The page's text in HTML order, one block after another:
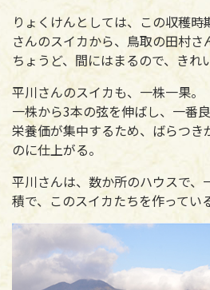
りょくけんとしては、この収穫
さんのスイカから、鳥取の田村さ
ちょうど、間にはまるので、きれ
平川さんのスイカも、一株一果。
一株から3本の弦を伸ばし、一番
栄養価が集中するため、ばらつき
のに仕上がる。
平川さんは、数か所のハウスで、
積で、このスイカたちを作ってい